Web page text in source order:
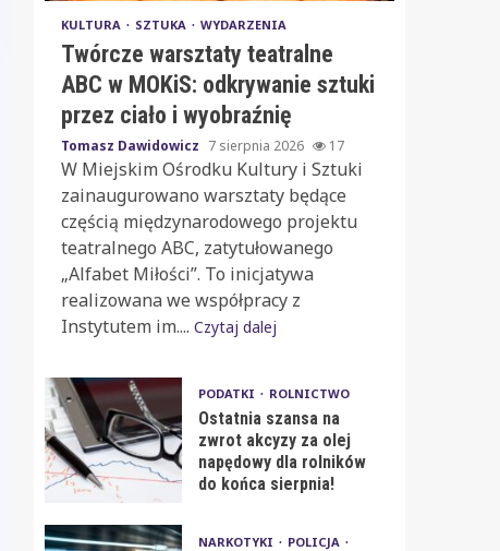
KULTURA SZTUKA WYDARZENIA
Twórcze warsztaty teatralne
ABC w MOKiS: odkrywanie sztuki
przez ciało i wyobraźnię
Tomasz Dawidowicz 7 sierpnia 2026 17
W Miejskim Ośrodku Kultury i Sztuki
zainaugurowano warsztaty będące
częścią międzynarodowego projektu
teatralnego ABC, zatytułowanego
„Alfabet Miłości”. To inicjatywa
realizowana we współpracy z
Instytutem im.... Czytaj dalej
PODATKI ROLNICTWO
Ostatnia szansa na
zwrot akcyzy za olej
napędowy dla rolników
do końca sierpnia!
NARKOTYKI
POLICJA